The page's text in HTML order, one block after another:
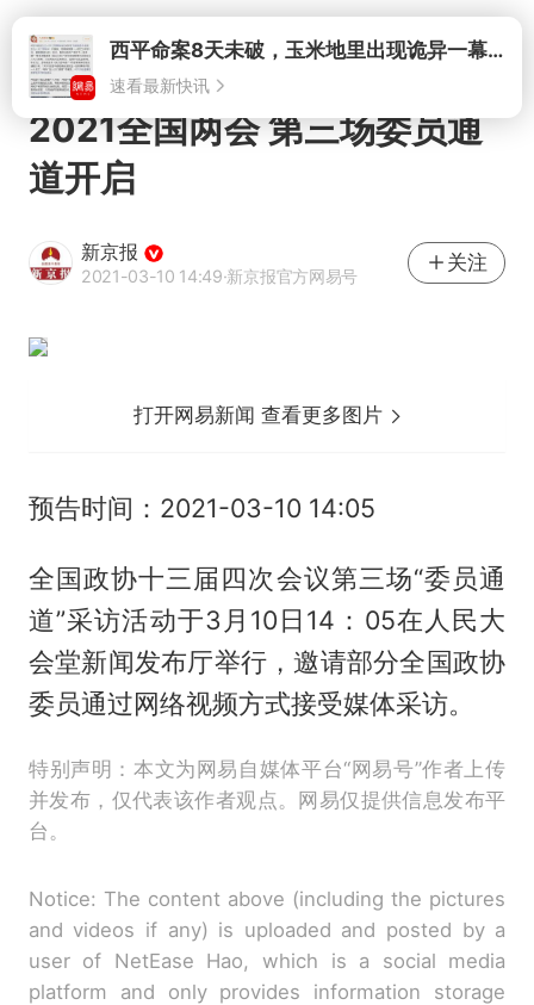
打开
2021全国两会 第三场委员通
道开启
新京报
2021-03-10 14:49·新京报官方网易号
关注
打开网易新闻 查看更多图片
预告时间：2021-03-10 14:05
全国政协十三届四次会议第三场“委员通
道”采访活动于3月10日14：05在人民大
会堂新闻发布厅举行，邀请部分全国政协
委员通过网络视频方式接受媒体采访。
特别声明：本文为网易自媒体平台“网易号”作者上传
并发布，仅代表该作者观点。网易仅提供信息发布平
台。
Notice: The content above (including the pictures
and videos if any) is uploaded and posted by a
user of NetEase Hao, which is a social media
platform and only provides information storage